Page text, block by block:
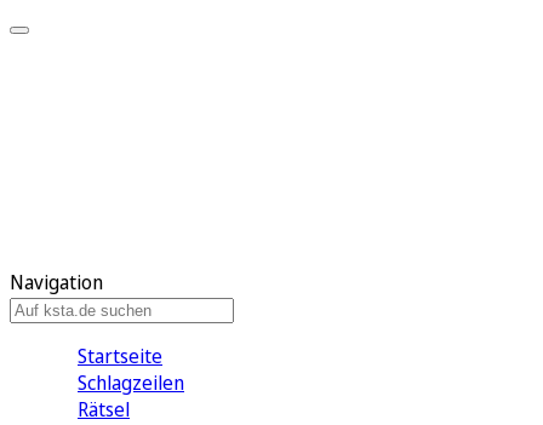
Navigation
Startseite
Schlagzeilen
Rätsel